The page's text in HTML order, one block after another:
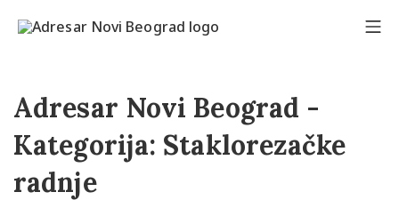
Adresar Novi Beograd -
Kategorija: Staklorezačke
radnje